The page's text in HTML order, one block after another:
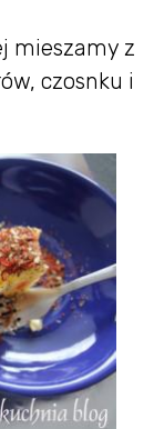
mieszamy z
czosnku i